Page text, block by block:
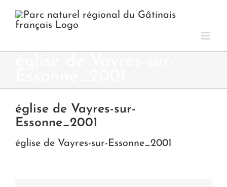
contenu
église de Vayres-sur-
Essonne_2001
église de Vayres-sur-Essonne_2001